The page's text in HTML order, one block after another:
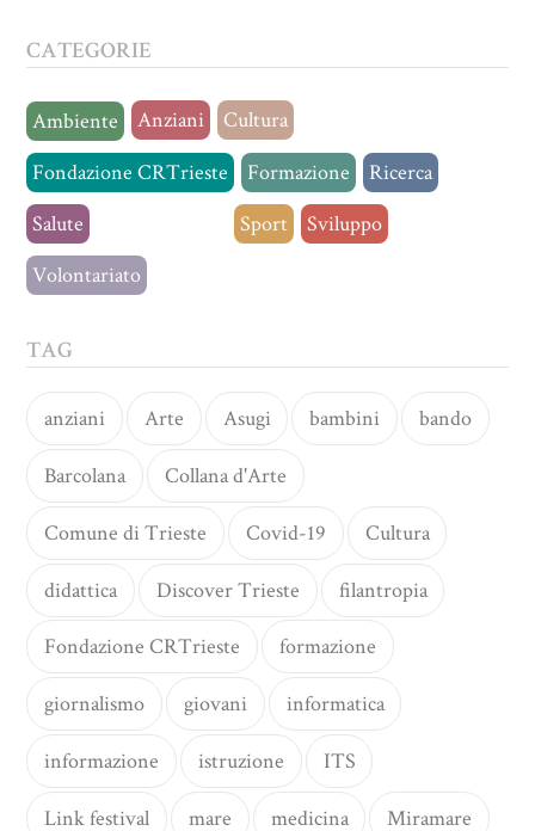
CATEGORIE
Ambiente Anziani
Cultura
Fondazione CRTrieste
Formazione
Ricerca
Salute
Sport
Sviluppo
Volontariato
TAG
anziani Arte Asugi bambini bando
Barcolana Collana d'Arte
Comune di Trieste Covid-19 Cultura
didattica Discover Trieste filantropia
Fondazione CRTrieste formazione
giornalismo giovani informatica
informazione istruzione ITS
Link festival mare medicina Miramare